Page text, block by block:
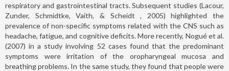
respiratory and gastrointestinal tracts. Subsequent studies (Lacour,
Zunder, Schmidtke, Vaith, & Scheidt, 2005) highlighted the
prevalence of non-specific symptoms related with the CNS such as
headache, fatigue, and cognitive deficits. More recently, Nogué et al.
(2007) in a study involving 52 cases found that the predominant
symptoms were irritation of the oropharyngeal mucosa and
breathing problems. In the same study, they found that people were